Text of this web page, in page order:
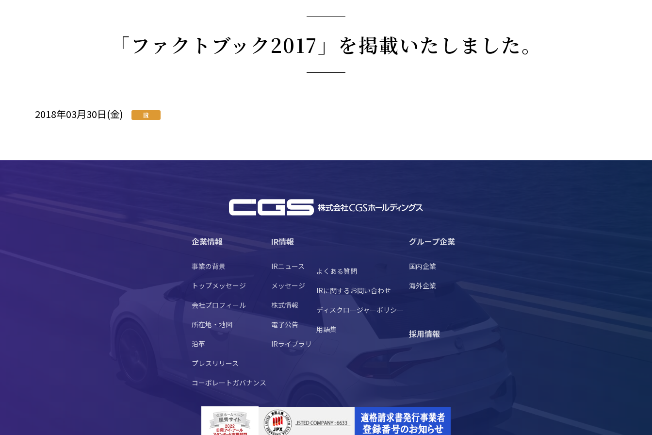
「ファクトブック2017」を掲載いたしました。
2018年03月30日(金) IR
企業情報
事業の背景
トップメッセージ
会社プロフィール
所在地・地図
沿革
プレスリリース
コーポレートガバナンス
IR情報
IRニュース
メッセージ
株式情報
電子公告
IRライブラリ
よくある質問
IRに関するお問い合わせ
ディスクロージャーポリシー
用語集
グループ企業
国内企業
海外企業
採用情報